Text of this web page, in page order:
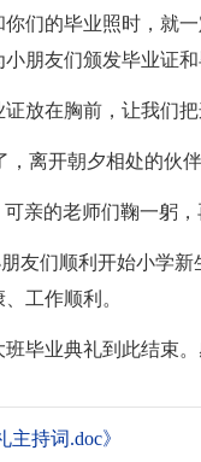
们的毕业照时，就
朋友们颁发毕业证和
证放在胸前，让我们
离开朝夕相处的伙
亲的老师们鞠一躬
友们顺利开始小学
工作顺利。
毕业典礼到此结束。
主持词.doc》